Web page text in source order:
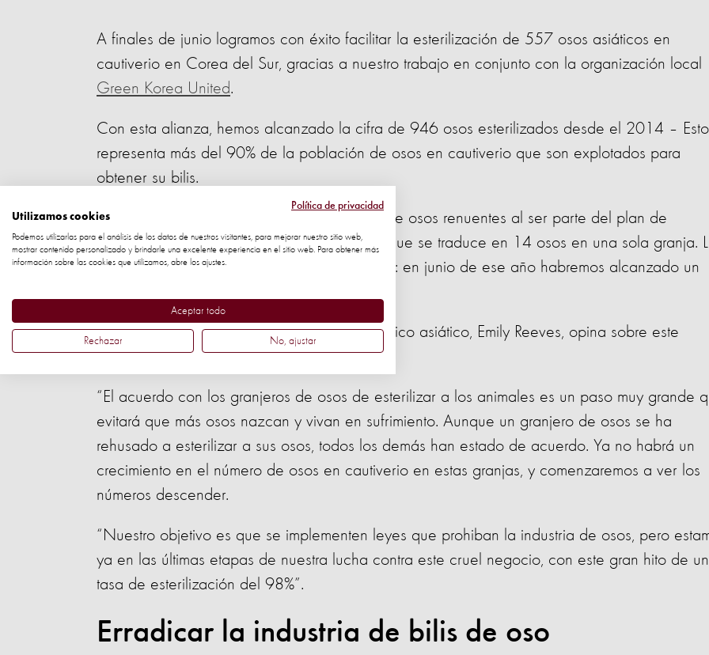
A finales de junio logramos con éxito facilitar la esterilización de 557 osos asiáticos en
cautiverio en Corea del Sur, gracias a nuestro trabajo en conjunto con la organización local
Green Korea United.
Con esta alianza, hemos alcanzado la cifra de 946 osos esterilizados desde el 2014 – Esto
representa más del 90% de la población de osos en cautiverio que son explotados para
obtener su bilis.
Logramos reducir el número de propietarios de osos renuentes al ser parte del plan de
actividades alternativas a solamente uno, lo que se traduce en 14 osos en una sola granja.
10 osos restantes se esterilizarán en el 2016: en junio de ese año habremos alcanzado un
Nuestra Directora de Programas para el Pacífico asiático, Emily Reeves, opina sobre este
avance tan positivo:
“El acuerdo con los granjeros de osos de esterilizar a los animales es un paso muy grande
evitará que más osos nazcan y vivan en sufrimiento. Aunque un granjero de osos se ha
rehusado a esterilizar a sus osos, todos los demás han estado de acuerdo. Ya no habrá un
crecimiento en el número de osos en cautiverio en estas granjas, y comenzaremos a ver los
números descender.
“Nuestro objetivo es que se implementen leyes que prohiban la industria de osos, pero
ya en las últimas etapas de nuestra lucha contra este cruel negocio, con este gran hito de
tasa de esterilización del 98%”.
Erradicar la industria de bilis de oso
Política de privacidad
Utilizamos cookies
Podemos utilizarlas para el análisis de los datos de nuestros visitantes, para mejorar nuestro sitio web,
mostrar contenido personalizado y brindarle una excelente experiencia en el sitio web. Para obtener más
información sobre las cookies que utilizamos, abre los ajustes.
Aceptar todo
Rechazar No, ajustar